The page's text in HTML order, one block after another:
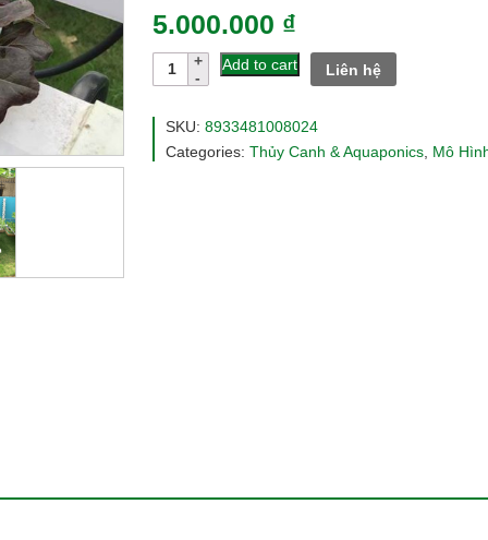
out of 5
customer
ratings
5.000.000 ₫
Giàn
thủy
tiêu
Add to cart Liên hệ
SKU: 8933481008024
Categories: Thủy Canh & Aquaponics, Mô